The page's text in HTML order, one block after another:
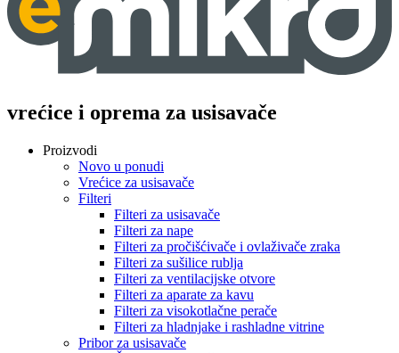
vrećice i oprema za usisavače
Proizvodi
Novo u ponudi
Vrećice za usisavače
Filteri
Filteri za usisavače
Filteri za nape
Filteri za pročišćivače i ovlaživače zraka
Filteri za sušilice rublja
Filteri za ventilacijske otvore
Filteri za aparate za kavu
Filteri za visokotlačne perače
Filteri za hladnjake i rashladne vitrine
Pribor za usisavače